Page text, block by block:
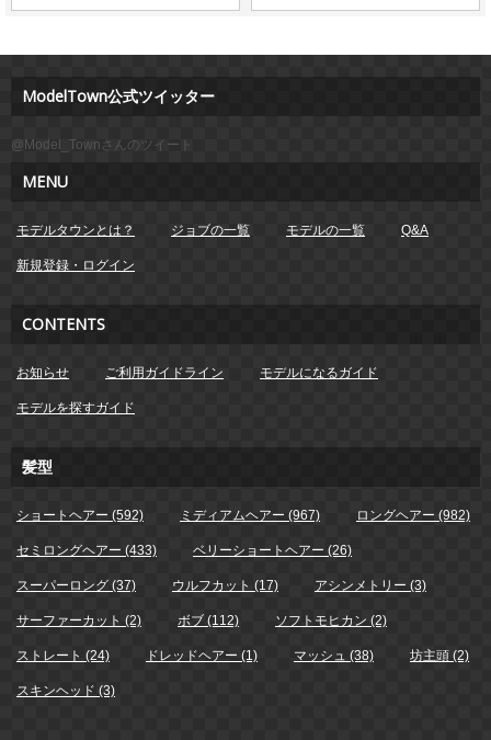
ModelTown公式ツイッター
@Model_Townさんのツイート
MENU
モデルタウンとは？ ジョブの一覧 モデルの一覧 Q&A
新規登録・ログイン
CONTENTS
お知らせ ご利用ガイドライン モデルになるガイド
モデルを探すガイド
髪型
ショートヘアー (592) ミディアムヘアー (967) ロングヘアー (982)
セミロングヘアー (433) ベリーショートヘアー (26)
スーパーロング (37) ウルフカット (17) アシンメトリー (3)
サーファーカット (2) ボブ (112) ソフトモヒカン (2)
ストレート (24) ドレッドヘアー (1) マッシュ (38) 坊主頭 (2)
スキンヘッド (3)